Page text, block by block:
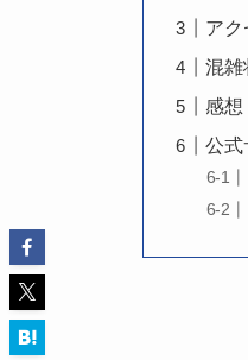
アク
混雑
感想
公式